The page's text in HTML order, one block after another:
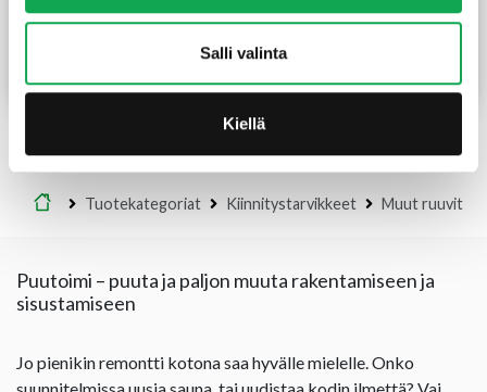
Salli valinta
Kiellä
kirkas 250 kpl/pkt
Lue lisää
1,10
Lue lisää
Etusivu
Tuotekategoriat Kiinnitystarvikkeet Muut ruuvit
Puutoimi – puuta ja paljon muuta rakentamiseen ja
sisustamiseen
Jo pienikin remontti kotona saa hyvälle mielelle. Onko